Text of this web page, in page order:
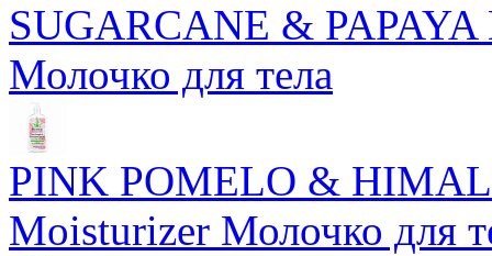
SUGARCANE &
Молочко для тела
PINK POMELO &
Moisturizer Молочко для